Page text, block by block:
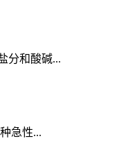
分和酸碱...
急性...